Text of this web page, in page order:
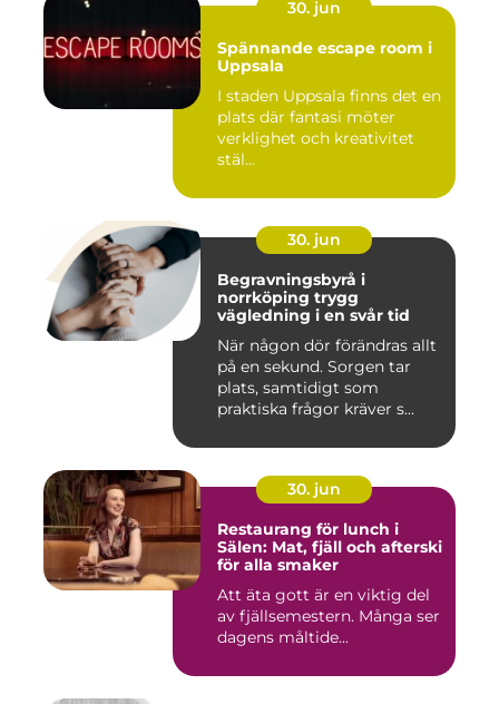
30. jun
Spännande escape room i
Uppsala
I staden Uppsala finns det en
plats där fantasi möter
verklighet och kreativitet
stäl...
30. jun
Begravningsbyrå i
norrköping trygg
vägledning i en svår tid
När någon dör förändras allt
på en sekund. Sorgen tar
plats, samtidigt som
praktiska frågor kräver s...
30. jun
Restaurang för lunch i
Sälen: Mat, fjäll och afterski
för alla smaker
Att äta gott är en viktig del
av fjällsemestern. Många ser
dagens måltide...